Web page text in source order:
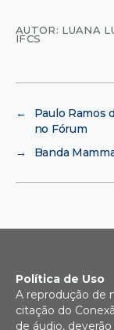
AUTOR: LUANA
IFCS
←
Paulo Ramos
no Fórum
→
Banda
Política de Uso
A reprodução de
citação do
de áudio,